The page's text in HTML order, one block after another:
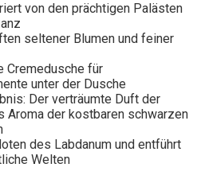
von den prächtigen Palästen
seltener Blumen und feiner
Cremedusche für
unter der Dusche
Der verträumte Duft der
Aroma der kostbaren schwarzen
des Labdanum und entführt
Welten